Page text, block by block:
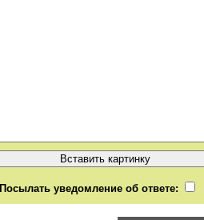
Посылать уведомление об ответе: